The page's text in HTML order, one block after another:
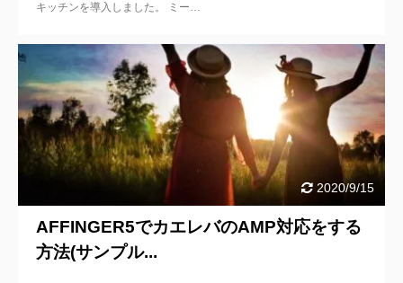
キッチンを導入しました。 ミー…
2020/9/15
AFFINGER5でカエレバのAMP対応をする
方法(サンプル...